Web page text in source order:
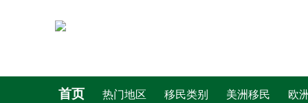
首页 热门地区 移民类别 美洲移民 欧